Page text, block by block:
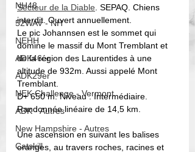
NH48
52WAV - NH
NEHH
ADK46er
ADK29er
NEK Challenge - Vermont
ADK - Autres
New Hampshire - Autres
Catskill
Secteur de la Diable . SEPAQ. Chiens
interdit. Ouvert annuellement.
Le pic Johannsen est le sommet qui
domine le massif du Mont Tremblant et
de la région des Laurentides à une
altitude de 932m. Aussi appelé Mont
Tremblant.
D+ 650 m. Niveau : Intermédiaire.
Randonnée linéaire de 14,5 km.
Une ascension en suivant les balises
oranges, au travers roches, racines et